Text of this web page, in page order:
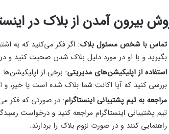
تماس با شخص مسئول بلاک: اگر فکر می‌کنید که به
بگیرید و با او در مورد دلیل بلاک شدن صحبت کنید و
استفاده از اپلیکیشن‌های مدیریتی: برخی از
بررسی کنید که آیا اکانت شما بلاک شده است یا خیر،
مراجعه به تیم پشتیبانی اینستاگرام: در صورتی که فکر
تیم پشتیبانی اینستاگرام مراجعه کنید و درخواست
راهنمایی کنند و در صورت لزوم بلاک را بردارند.